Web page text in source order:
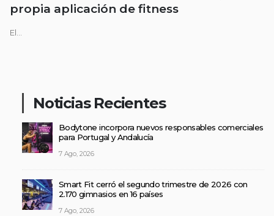
propia aplicación de fitness
El...
Noticias Recientes
Bodytone incorpora nuevos responsables comerciales
para Portugal y Andalucía
7 Ago, 2026
Smart Fit cerró el segundo trimestre de 2026 con
2.170 gimnasios en 16 países
7 Ago, 2026